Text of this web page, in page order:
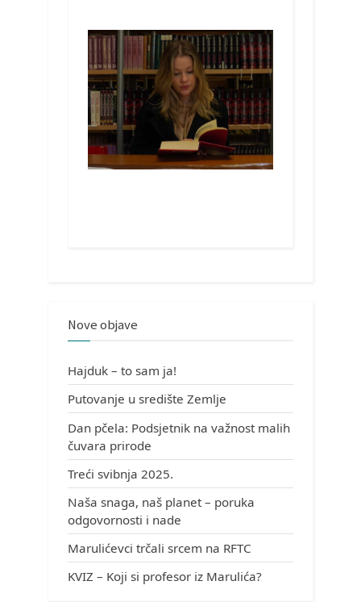
Nove objave
Hajduk – to sam ja!
Putovanje u središte Zemlje
Dan pčela: Podsjetnik na važnost malih
čuvara prirode
Treći svibnja 2025.
Naša snaga, naš planet – poruka
odgovornosti i nade
Marulićevci trčali srcem na RFTC
KVIZ – Koji si profesor iz Marulića?